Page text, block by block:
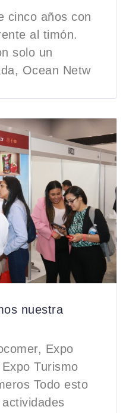
cinco años con
al timón.
solo un
Ocean Netw
nuestra
Expo
Turismo
Todo esto